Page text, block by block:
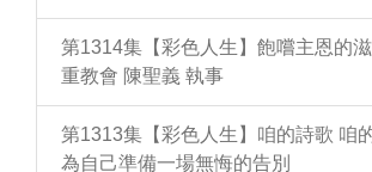
第1314集【彩色人生】飽嚐主恩的
重教會 陳聖義 執事
第1313集【彩色人生】咱的詩歌 咱
為自己準備一場無悔的告別